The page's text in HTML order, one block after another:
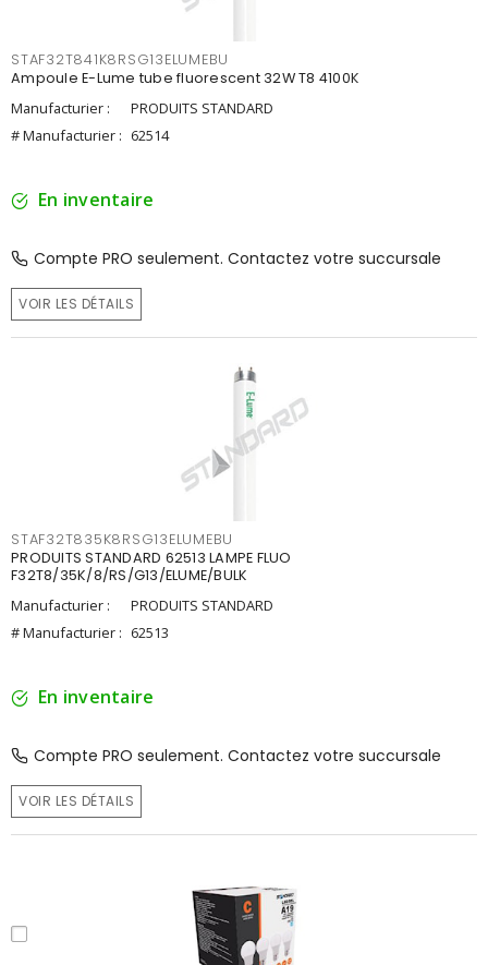
STAF32T841K8RSG13ELUMEBU
Ampoule E-Lume tube fluorescent 32W T8 4100K
Manufacturier :
PRODUITS STANDARD
# Manufacturier : 62514
En inventaire
Compte PRO seulement. Contactez votre succursale
VOIR LES DÉTAILS
STAF32T835K8RSG13ELUMEBU
PRODUITS STANDARD 62513 LAMPE FLUO
F32T8/35K/8/RS/G13/ELUME/BULK
Manufacturier :
PRODUITS STANDARD
# Manufacturier : 62513
En inventaire
Compte PRO seulement. Contactez votre succursale
VOIR LES DÉTAILS